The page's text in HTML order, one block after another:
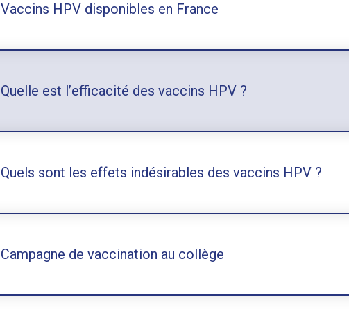
Vaccins HPV disponibles en France
Quelle est l’efficacité des vaccins HPV ?
Quels sont les effets indésirables des vaccins HPV ?
Campagne de vaccination au collège